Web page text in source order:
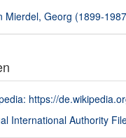
Mierdel, Georg (1899-
https://
International Authority